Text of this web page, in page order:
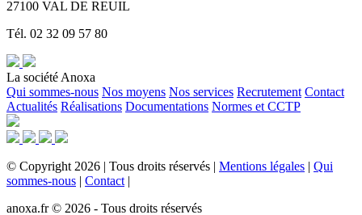
27100 VAL DE REUIL
Tél. 02 32 09 57 80
La société Anoxa
Qui sommes-nous Nos moyens Nos services Recrutement Contact
Actualités Réalisations Documentations Normes et CCTP
© Copyright 2026 | Tous droits réservés | Mentions légales | Qui
sommes-nous | Contact |
anoxa.fr © 2026 - Tous droits réservés